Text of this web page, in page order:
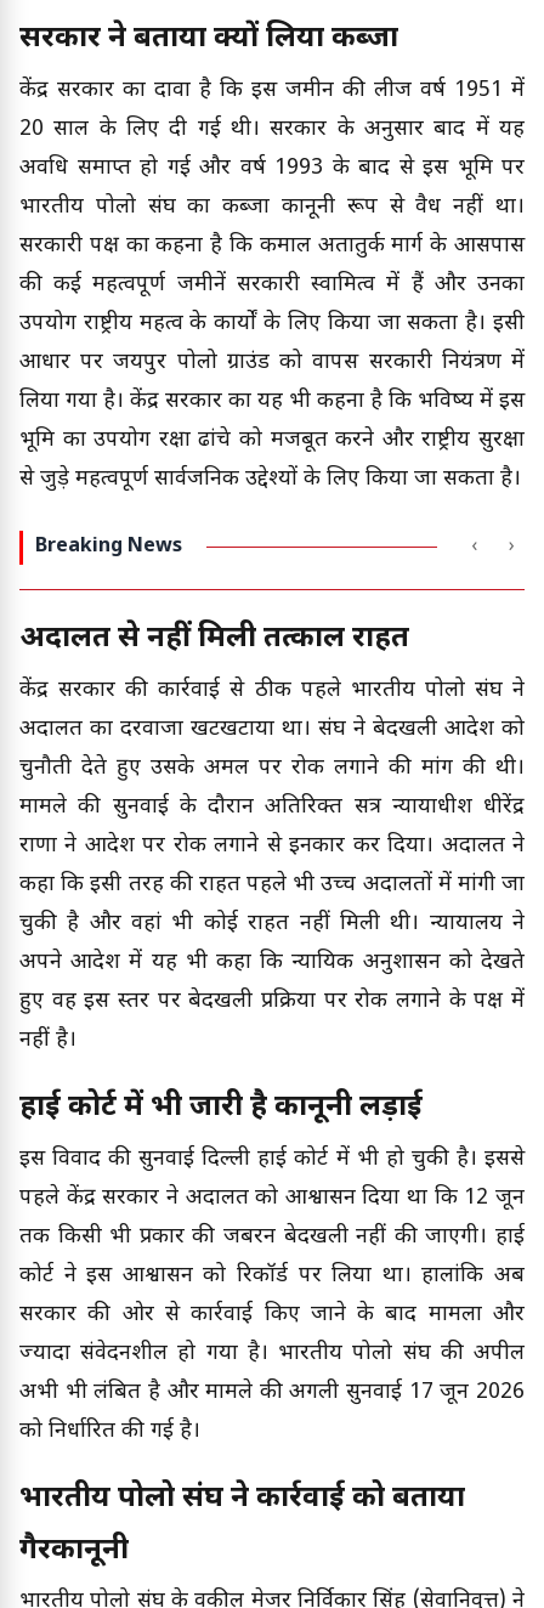
सरकार ने बताया क्यों लिया कब्जा
केंद्र सरकार का दावा है कि इस जमीन की लीज वर्ष 1951 में
20 साल के लिए दी गई थी। सरकार के अनुसार बाद में यह
अवधि समाप्त हो गई और वर्ष 1993 के बाद से इस भूमि पर
भारतीय पोलो संघ का कब्जा कानूनी रूप से वैध नहीं था।
सरकारी पक्ष का कहना है कि कमाल अतातुर्क मार्ग के आसपास
की कई महत्वपूर्ण जमीनें सरकारी स्वामित्व में हैं और उनका
उपयोग राष्ट्रीय महत्व के कार्यों के लिए किया जा सकता है। इसी
आधार पर जयपुर पोलो ग्राउंड को वापस सरकारी नियंत्रण में
लिया गया है। केंद्र सरकार का यह भी कहना है कि भविष्य में इस
भूमि का उपयोग रक्षा ढांचे को मजबूत करने और राष्ट्रीय सुरक्षा
से जुड़े महत्वपूर्ण सार्वजनिक उद्देश्यों के लिए किया जा सकता है।
Breaking News ‹ ›
अदालत से नहीं मिली तत्काल राहत
केंद्र सरकार की कार्रवाई से ठीक पहले भारतीय पोलो संघ ने
अदालत का दरवाजा खटखटाया था। संघ ने बेदखली आदेश को
चुनौती देते हुए उसके अमल पर रोक लगाने की मांग की थी।
मामले की सुनवाई के दौरान अतिरिक्त सत्र न्यायाधीश धीरेंद्र
राणा ने आदेश पर रोक लगाने से इनकार कर दिया। अदालत ने
कहा कि इसी तरह की राहत पहले भी उच्च अदालतों में मांगी जा
चुकी है और वहां भी कोई राहत नहीं मिली थी। न्यायालय ने
अपने आदेश में यह भी कहा कि न्यायिक अनुशासन को देखते
हुए वह इस स्तर पर बेदखली प्रक्रिया पर रोक लगाने के पक्ष में
नहीं है।
हाई कोर्ट में भी जारी है कानूनी लड़ाई
इस विवाद की सुनवाई दिल्ली हाई कोर्ट में भी हो चुकी है। इससे
पहले केंद्र सरकार ने अदालत को आश्वासन दिया था कि 12 जून
तक किसी भी प्रकार की जबरन बेदखली नहीं की जाएगी। हाई
कोर्ट ने इस आश्वासन को रिकॉर्ड पर लिया था। हालांकि अब
सरकार की ओर से कार्रवाई किए जाने के बाद मामला और
ज्यादा संवेदनशील हो गया है। भारतीय पोलो संघ की अपील
अभी भी लंबित है और मामले की अगली सुनवाई 17 जून 2026
को निर्धारित की गई है।
भारतीय पोलो संघ ने कार्रवाई को बताया
गैरकानूनी
भारतीय पोलो संघ के वकील मेजर निर्विकार सिंह (सेवानिवृत्त) ने